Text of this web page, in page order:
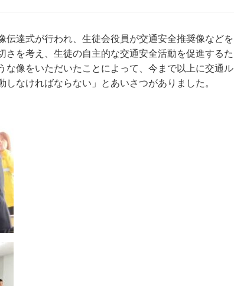
伝達式が行われ、生徒会役員が交通安全推奨像などを
さを考え、生徒の自主的な交通安全活動を促進するた
な像をいただいたことによって、今まで以上に交通ル
なければならない」とあいさつがありました。